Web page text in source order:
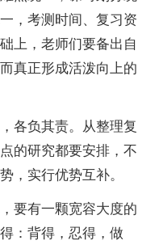
，考测时间、复习资
上，老师们要备出自
真正形成活泼向上的
负其责。从整理复
的研究都要安排，不
，实行优势互补。
有一颗宽容大度的
：背得，忍得，做